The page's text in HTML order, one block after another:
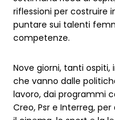
riflessioni per costruire
puntare sui talenti
competenze.
Nove giorni, tanti
che vanno dalle
lavoro, dai programmi
Creo, Psr e Interreg,